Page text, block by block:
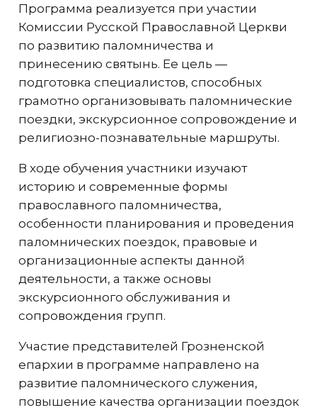
Программа реализуется при участии
Комиссии Русской Православной Церкви
по развитию паломничества и
принесению святынь. Ее цель —
подготовка специалистов, способных
грамотно организовывать паломнические
поездки, экскурсионное сопровождение и
религиозно-познавательные маршруты.
В ходе обучения участники изучают
историю и современные формы
православного паломничества,
особенности планирования и проведения
паломнических поездок, правовые и
организационные аспекты данной
деятельности, а также основы
экскурсионного обслуживания и
сопровождения групп.
Участие представителей Грозненской
епархии в программе направлено на
развитие паломнического служения,
повышение качества организации поездок